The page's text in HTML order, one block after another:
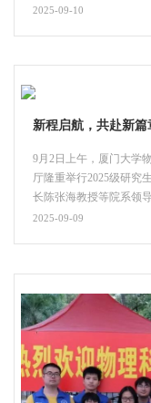
生新生入学教育--校史校
强化使命担当》的讲座
2025-09-10
新程启航，共赴新
9月2日上午，厦门大学
厅隆重举行2025级研究
长陈张海教授等院系领
体2025级研究生新生共
至今三十余载的执教生
2025-09-09